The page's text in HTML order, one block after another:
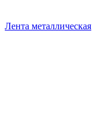
Лента металлическая